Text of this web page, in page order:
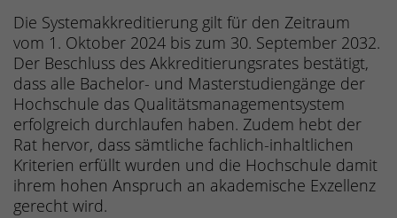
Die Systemakkreditierung gilt für den Zeitraum
vom 1. Oktober 2024 bis zum 30. September 2032.
Der Beschluss des Akkreditierungsrates bestätigt,
dass alle Bachelor- und Masterstudiengänge der
Hochschule das Qualitätsmanagementsystem
erfolgreich durchlaufen haben. Zudem hebt der
Rat hervor, dass sämtliche fachlich-inhaltlichen
Kriterien erfüllt wurden und die Hochschule damit
ihrem hohen Anspruch an akademische Exzellenz
gerecht wird.